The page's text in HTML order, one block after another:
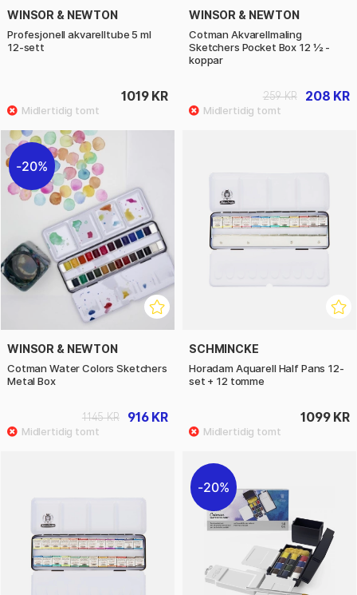
WINSOR & NEWTON
Profesjonell akvarelltube 5 ml
12-sett
1019 KR
WINSOR & NEWTON
Cotman Akvarellmaling
Sketchers Pocket Box 12 ½ -
koppar
208 KR
259 KR
20%
WINSOR & NEWTON
Cotman Water Colors Sketchers
Metal Box
916 KR
1145 KR
SCHMINCKE
Horadam Aquarell Half Pans 12-
set + 12 tomme
1099 KR
20%